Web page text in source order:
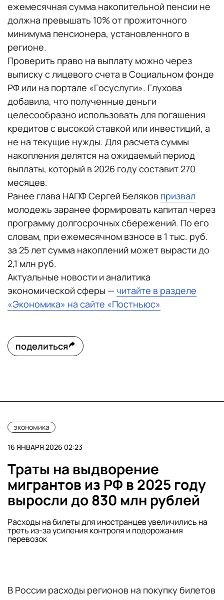
ежемесячная сумма накопительной пенсии не
должна превышать 10% от прожиточного
минимума пенсионера, установленного в
регионе.
Проверить право на выплату можно через
выписку с лицевого счета в Социальном фонде
РФ или на портале «Госуслуги». Глухова
добавила, что полученные деньги
целесообразно использовать для погашения
кредитов с высокой ставкой или инвестиций, а
не на текущие нужды. Для расчета суммы
накопления делятся на ожидаемый период
выплаты, который в 2026 году составит 270
месяцев.
Ранее глава НАПФ Сергей Беляков призвал
молодежь заранее формировать капитал через
программу долгосрочных сбережений. По его
словам, при ежемесячном взносе в 1 тыс. руб.
за 25 лет сумма накоплений может вырасти до
2,1 млн руб.
Актуальные новости и аналитика
экономической сферы — читайте в разделе
«Экономика» на сайте «Постньюс»
поделиться
экономика
16 ЯНВАРЯ 2026 02:23
Траты на выдворение
мигрантов из РФ в 2025 году
выросли до 830 млн рублей
Расходы на билеты для иностранцев увеличились на
треть из-за усиления контроля и подорожания
перевозок
В России расходы регионов на покупку билетов